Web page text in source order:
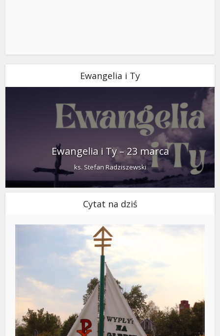
Ewangelia i Ty
Ewangelia i Ty – 23 marca
ks. Stefan Radziszewski
Cytat na dziś